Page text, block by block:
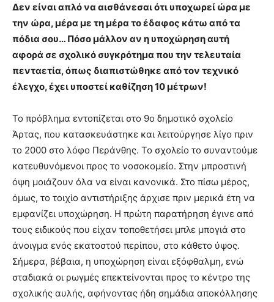
Δεν είναι απλό να αισθάνεσαι ότι υποχωρεί ώρα με
την ώρα, μέρα με τη μέρα το έδαφος κάτω από τα
πόδια σου… Πόσο μάλλον αν η υποχώρηση αυτή
αφορά σε σχολικό συγκρότημα που την τελευταία
πενταετία, όπως διαπιστώθηκε από τον τεχνικό
έλεγχο, έχει υποστεί καθίζηση 10 μέτρων!
Το πρόβλημα εντοπίζεται στο 9ο δημοτικό σχολείο
Άρτας, που κατασκευάστηκε και λειτούργησε λίγο πριν
το 2000 στο λόφο Περάνθης. Το σχολείο το συναντούμε
κατευθυνόμενοι προς το νοσοκομείο. Στην μπροστινή
όψη μοιάζουν όλα να είναι κανονικά. Στο πίσω μέρος,
όμως, το τοιχίο αντιστήριξης άρχισε πριν μερικά έτη να
εμφανίζει υποχώρηση. Η πρώτη παρατήρηση έγινε από
τους ειδικούς που είχαν τοποθετήσει μπλε μπογιά στο
άνοιγμα ενός εκατοστού περίπου, στο κάθετο ύψος.
Σήμερα, βέβαια, η υποχώρηση είναι εξόφθαλμη, ενώ
σταδιακά οι ρωγμές επεκτείνονται προς το κέντρο της
σχολικής αυλής, αφήνοντας ήδη σημάδια αποκόλλησης